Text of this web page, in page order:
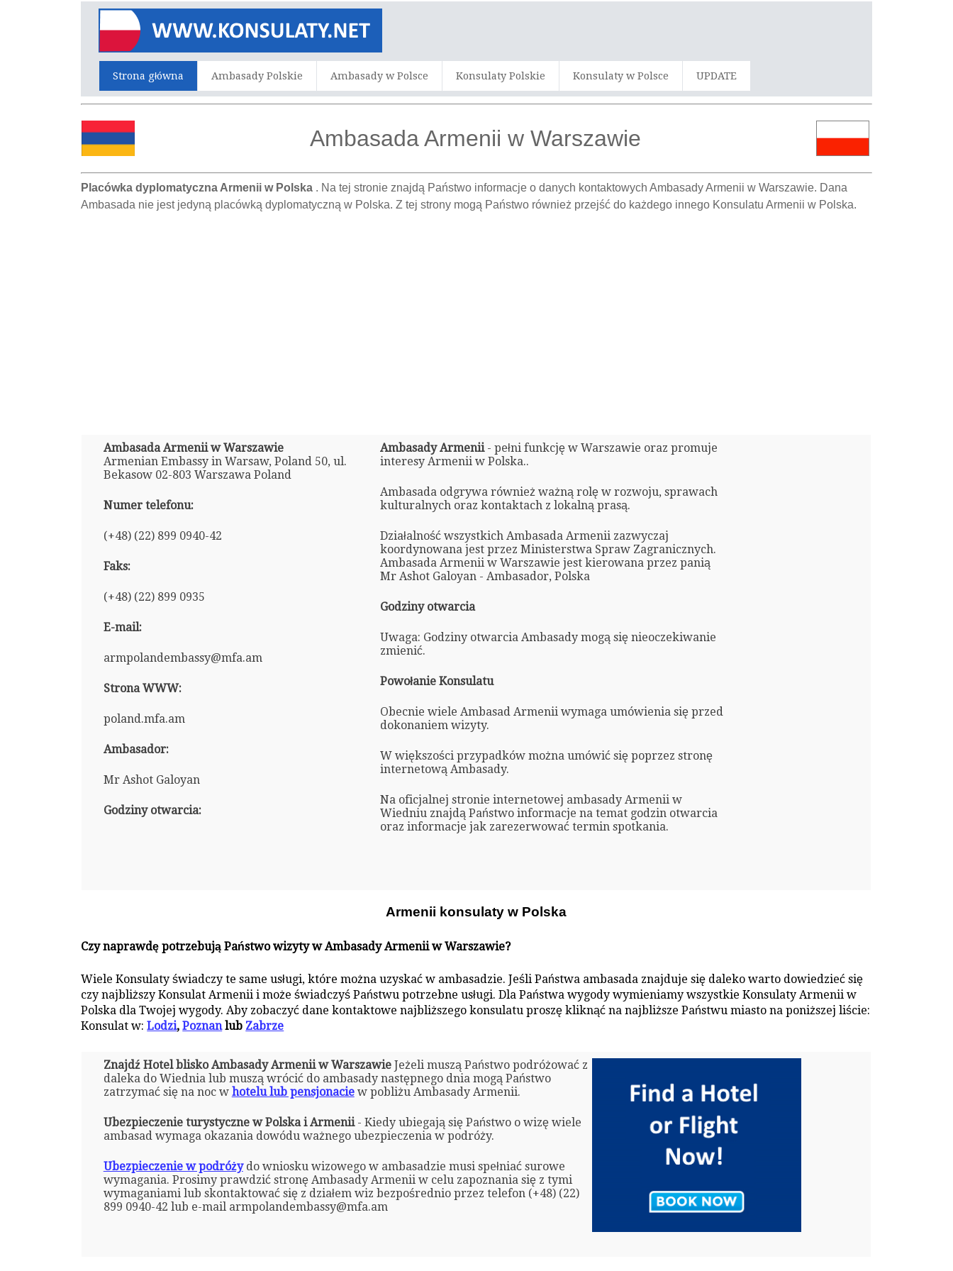
Strona główna Ambasady Polskie Ambasady w Polsce Konsulaty Polskie Konsulaty w Polsce UPDATE
Ambasada Armenii w Warszawie
Placówka dyplomatyczna Armenii w Polska . Na tej stronie znajdą Państwo informacje o danych kontaktowych Ambasady Armenii w Warszawie. Dana
Ambasada nie jest jedyną placówką dyplomatyczną w Polska. Z tej strony mogą Państwo również przejść do każdego innego Konsulatu Armenii w Polska.
Ambasada Armenii w Warszawie
Armenian Embassy in Warsaw, Poland 50, ul.
Bekasow 02-803 Warszawa Poland
Numer telefonu:
(+48) (22) 899 0940-42
Faks:
(+48) (22) 899 0935
E-mail:
armpolandembassy@mfa.am
Strona WWW:
poland.mfa.am
Ambasador:
Mr Ashot Galoyan
Godziny otwarcia:
Ambasady Armenii - pełni funkcję w Warszawie oraz promuje
interesy Armenii w Polska..
Ambasada odgrywa również ważną rolę w rozwoju, sprawach
kulturalnych oraz kontaktach z lokalną prasą.
Działalność wszystkich Ambasada Armenii zazwyczaj
koordynowana jest przez Ministerstwa Spraw Zagranicznych.
Ambasada Armenii w Warszawie jest kierowana przez panią
Mr Ashot Galoyan - Ambasador, Polska
Godziny otwarcia
Uwaga: Godziny otwarcia Ambasady mogą się nieoczekiwanie
zmienić.
Powołanie Konsulatu
Obecnie wiele Ambasad Armenii wymaga umówienia się przed
dokonaniem wizyty.
W większości przypadków można umówić się poprzez stronę
internetową Ambasady.
Na oficjalnej stronie internetowej ambasady Armenii w
Wiedniu znajdą Państwo informacje na temat godzin otwarcia
oraz informacje jak zarezerwować termin spotkania.
Armenii konsulaty w Polska
Czy naprawdę potrzebują Państwo wizyty w Ambasady Armenii w Warszawie?
Wiele Konsulaty świadczy te same usługi, które można uzyskać w ambasadzie. Jeśli Państwa ambasada znajduje się daleko warto dowiedzieć się
czy najbliższy Konsulat Armenii i może świadczyś Państwu potrzebne usługi. Dla Państwa wygody wymieniamy wszystkie Konsulaty Armenii w
Polska dla Twojej wygody. Aby zobaczyć dane kontaktowe najbliższego konsulatu proszę kliknąć na najbliższe Państwu miasto na poniższej liście:
Konsulat w:Lodzi,Poznanlub Zabrze
Znajdź Hotel blisko Ambasady Armenii w WarszawieJeżeli muszą Państwo podróżować z
daleka do Wiednia lub muszą wrócić do ambasady następnego dnia mogą Państwo
zatrzymać się na noc w hotelu lub pensjonaciew pobliżu Ambasady Armenii.
Ubezpieczenie turystyczne w Polska i Armenii- Kiedy ubiegają się Państwo o wizę wiele
ambasad wymaga okazania dowódu ważnego ubezpieczenia w podróży.
Ubezpieczenie w podróżydo wniosku wizowego w ambasadzie musi spełniać surowe
wymagania. Prosimy prawdzić stronę Ambasady Armenii w celu zapoznania się z tymi
wymaganiami lub skontaktować się z działem wiz bezpośrednio przez telefon (+48) (22)
899 0940-42 lub e-mail armpolandembassy@mfa.am